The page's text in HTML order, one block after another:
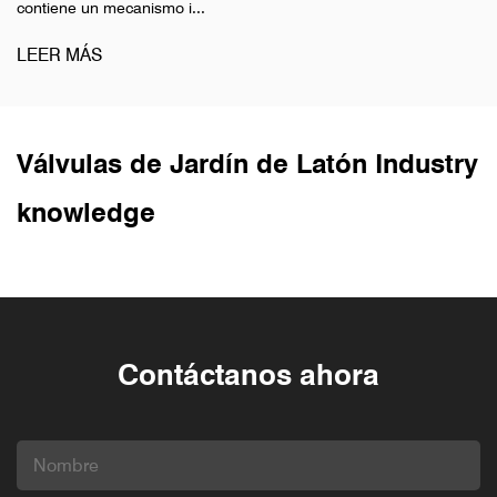
contiene un mecanismo i...
LEER MÁS
Válvulas de Jardín de Latón Industry
knowledge
Contáctanos ahora